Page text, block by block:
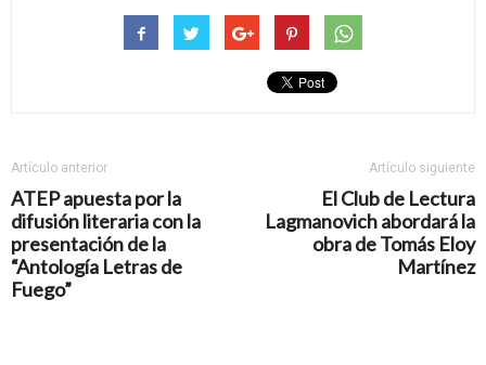
Artículo anterior
ATEP apuesta por la
difusión literaria con la
presentación de la
“Antología Letras de
Fuego”
Artículo siguiente
El Club de Lectura
Lagmanovich abordará la
obra de Tomás Eloy
Martínez